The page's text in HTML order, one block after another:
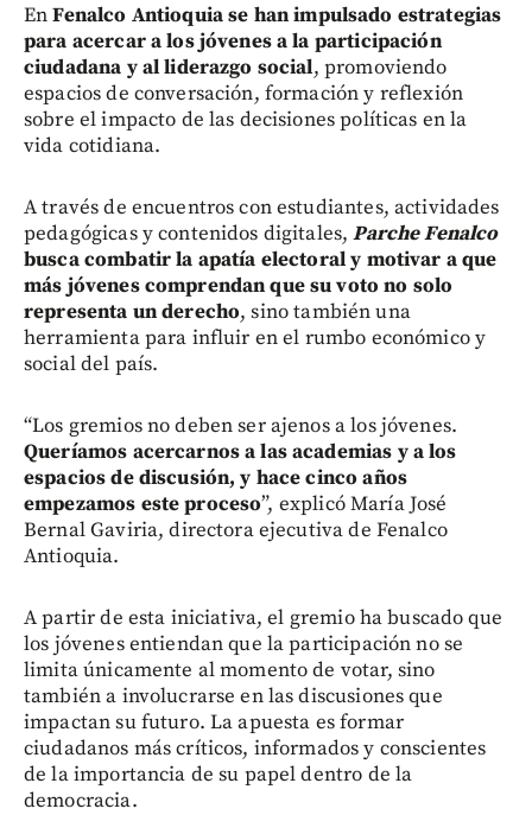
EnFenalco Antioquia se han impulsado estrategias
para acercar a los jóvenes a la participación
ciudadana y al liderazgo social, promoviendo
espacios de conversación, formación y reflexión
sobre el impacto de las decisiones políticas en la
vida cotidiana.
A través de encuentros con estudiantes, actividades
pedagógicas y contenidos digitales, Parche Fenalco
busca combatir la apatía electoral y motivar a que
más jóvenes comprendan que su voto no solo
representa un derecho, sino también una
herramienta para influir en el rumbo económico y
social del país.
“Los gremios no deben ser ajenos a los jóvenes.
Queríamos acercarnos a las academias y a los
espacios de discusión, y hace cinco años
empezamos este proceso”, explicó María José
Bernal Gaviria, directora ejecutiva de Fenalco
Antioquia.
A partir de esta iniciativa, el gremio ha buscado que
los jóvenes entiendan que la participación no se
limita únicamente al momento de votar, sino
también a involucrarse en las discusiones que
impactan su futuro. La apuesta es formar
ciudadanos más críticos, informados y conscientes
de la importancia de su papel dentro de la
democracia.